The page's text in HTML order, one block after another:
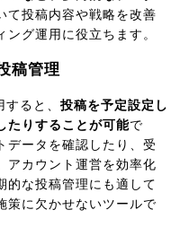
て投稿内容や戦略を改善
グ運用に役立ちます。
稿管理
すると、投稿を予定設定し
たりすることが可能で
データを確認したり、受
アカウント運営を効率化
的な投稿管理にも適して
策に欠かせないツールで